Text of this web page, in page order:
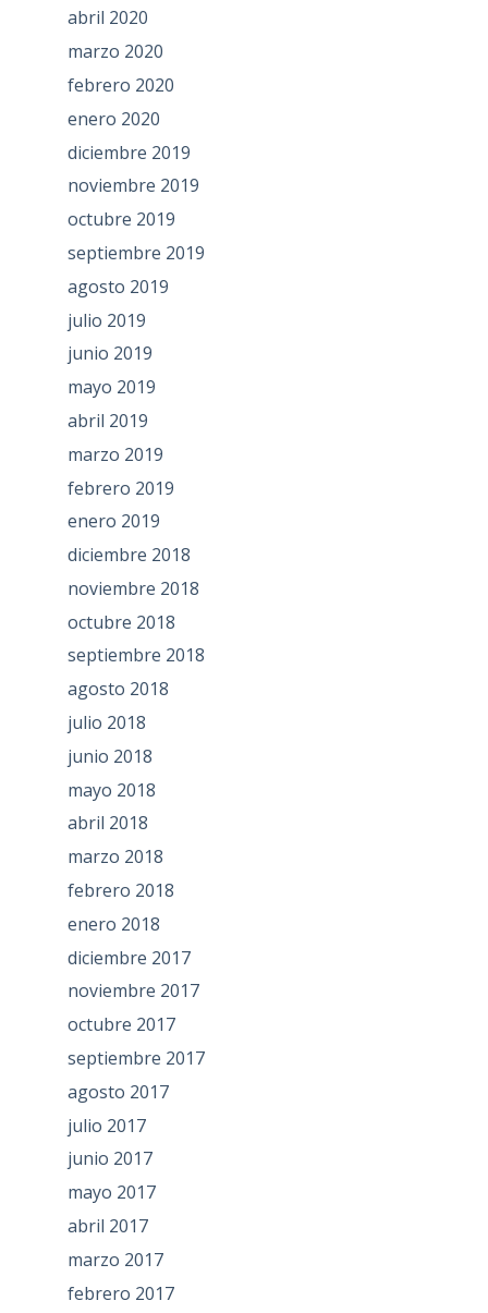
abril 2020
marzo 2020
febrero 2020
enero 2020
diciembre 2019
noviembre 2019
octubre 2019
septiembre 2019
agosto 2019
julio 2019
junio 2019
mayo 2019
abril 2019
marzo 2019
febrero 2019
enero 2019
diciembre 2018
noviembre 2018
octubre 2018
septiembre 2018
agosto 2018
julio 2018
junio 2018
mayo 2018
abril 2018
marzo 2018
febrero 2018
enero 2018
diciembre 2017
noviembre 2017
octubre 2017
septiembre 2017
agosto 2017
julio 2017
junio 2017
mayo 2017
abril 2017
marzo 2017
febrero 2017